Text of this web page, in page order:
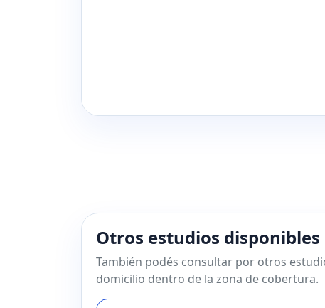
Otros estudios
También podés consultar por otros
domicilio dentro de la zona de cobertura.